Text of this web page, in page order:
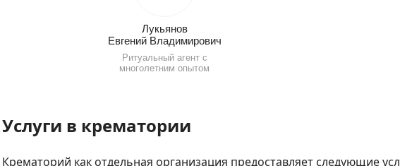
Лукьянов
Евгений Владимирович
Ритуальный агент с
многолетним опытом
Услуги в крематории
Крематорий как отдельная организация предоставляет следующие